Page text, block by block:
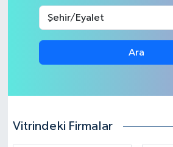
Ara
Vitrindeki Firmalar